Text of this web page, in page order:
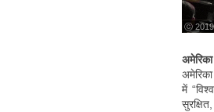
ⓒ 2019
में